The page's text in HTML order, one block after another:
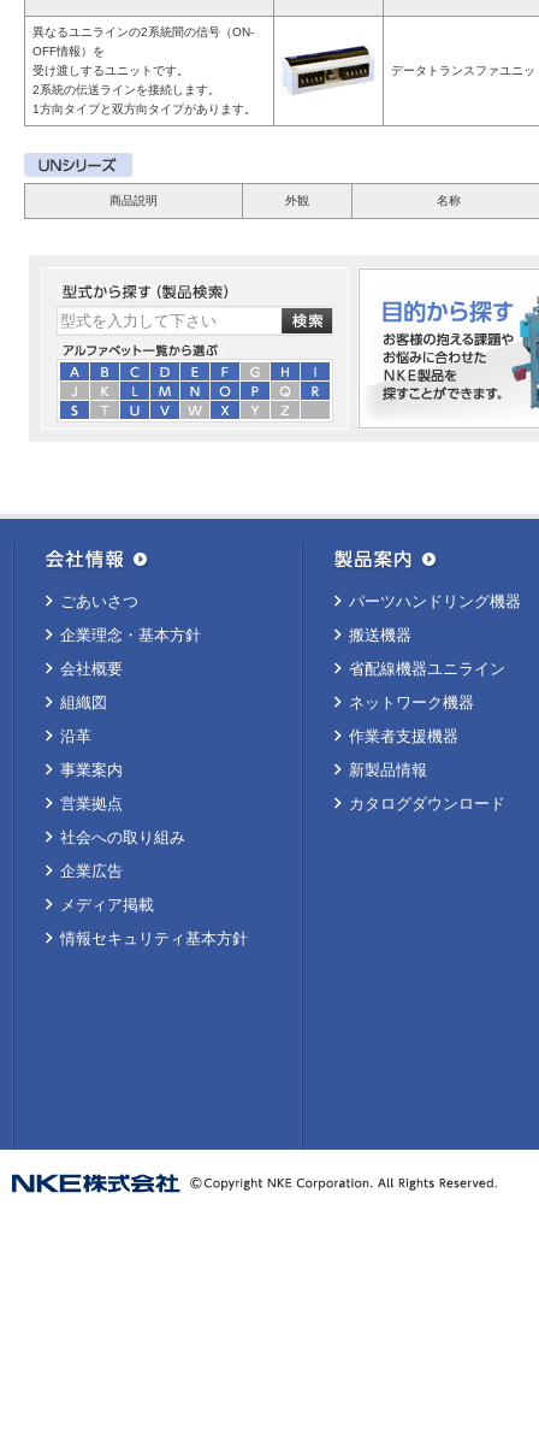
異なるユニラインの2系統間の信号（ON-
OFF情報）を
受け渡しするユニットです。
2系統の伝送ラインを接続します。
1方向タイプと双方向タイプがあります。
データトランスファユニッ
商品説明 外観 名称
ごあいさつ
企業理念・基本方針
会社概要
組織図
沿革
事業案内
営業拠点
社会への取り組み
企業広告
メディア掲載
情報セキュリティ基本方針
パーツハンドリング機器
搬送機器
省配線機器ユニライン
ネットワーク機器
作業者支援機器
新製品情報
カタログダウンロード